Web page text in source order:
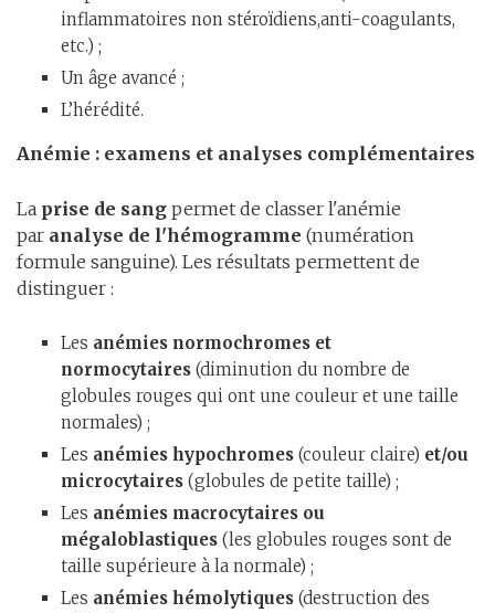
inflammatoires non stéroïdiens,anti-coagulants,
etc.) ;
Un âge avancé ;
L’hérédité.
Anémie : examens et analyses complémentaires
La prise de sang permet de classer l'anémie
par analyse de l'hémogramme (numération
formule sanguine). Les résultats permettent de
distinguer :
Les anémies normochromes et
normocytaires (diminution du nombre de
globules rouges qui ont une couleur et une taille
normales) ;
Les anémies hypochromes (couleur claire) et/ou
microcytaires (globules de petite taille) ;
Les anémies macrocytaires ou
mégaloblastiques (les globules rouges sont de
taille supérieure à la normale) ;
Les anémies hémolytiques (destruction des